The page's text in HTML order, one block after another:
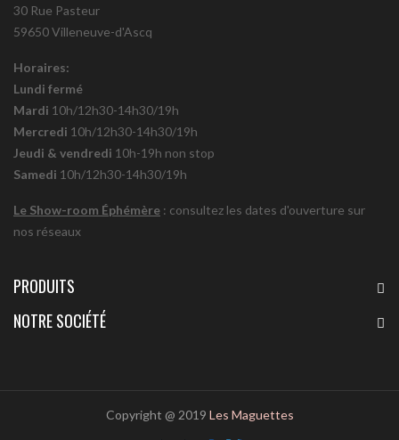
30 Rue Pasteur
59650 Villeneuve-d'Ascq
Horaires:
Lundi fermé
Mardi 10h/12h30-14h30/19h
Mercredi 10h/12h30-14h30/19h
Jeudi & vendredi 10h-19h non stop
Samedi 10h/12h30-14h30/19h
Le Show-room Éphémère : consultez les dates d'ouverture sur
nos réseaux
PRODUITS
NOTRE SOCIÉTÉ
Copyright @ 2019 Les Maguettes